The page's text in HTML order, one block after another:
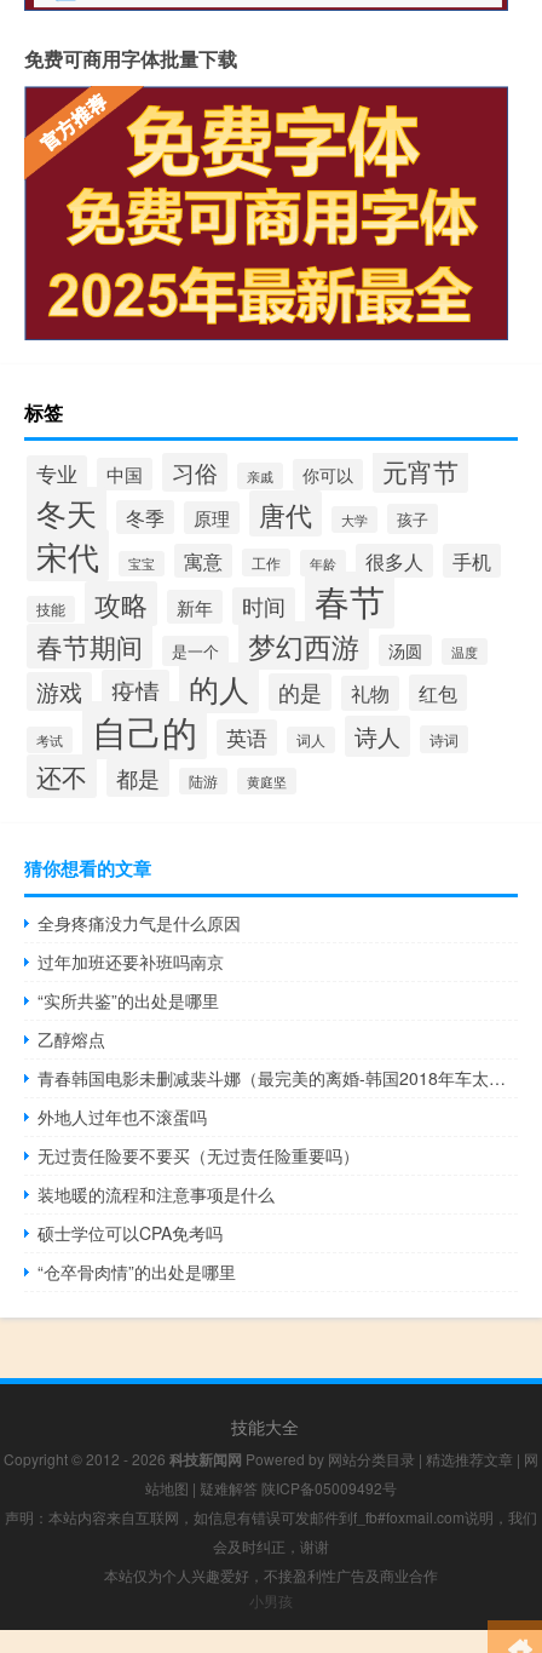
免费可商用字体批量下载
标签
专业 中国 习俗 亲戚 你可以 元宵节
冬天 冬季 原理 唐代 大学 孩子
宋代 宝宝 寓意 工作 年龄 很多人 手机
技能 攻略 新年 时间 春节
春节期间 是一个 梦幻西游 汤圆 温度
游戏 疫情 的人 的是 礼物 红包
考试 自己的 英语 词人 诗人 诗词
还不 都是 陆游 黄庭坚
猜你想看的文章
全身疼痛没力气是什么原因
过年加班还要补班吗南京
“实所共鉴”的出处是哪里
乙醇熔点
青春韩国电影未删减裴斗娜（最完美的离婚-韩国2018年车太铉、裴斗娜主演的电视剧简介）
外地人过年也不滚蛋吗
无过责任险要不要买（无过责任险重要吗）
装地暖的流程和注意事项是什么
硕士学位可以CPA免考吗
“仓卒骨肉情”的出处是哪里
技能大全
Copyright © 2012 - 2026 科技新闻网 Powered by 网站分类目录 | 精选推荐文章 | 网
站地图 | 疑难解答 陕ICP备05009492号
声明：本站内容来自互联网，如信息有错误可发邮件到f_fb#foxmail.com说明，我们
会及时纠正，谢谢
本站仅为个人兴趣爱好，不接盈利性广告及商业合作
小男孩